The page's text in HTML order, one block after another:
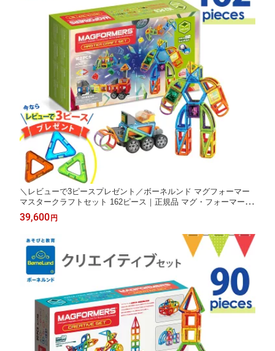
＼レビューで3ピースプレゼント／ボーネルンド マグフォーマー
マスタークラフトセット 162ピース｜正規品 マグ・フォーマー マ
グネット おもちゃ ブロック 磁石 パズル 知育玩具 お誕生祝 ギフ
ト クリスマス
39,600 円